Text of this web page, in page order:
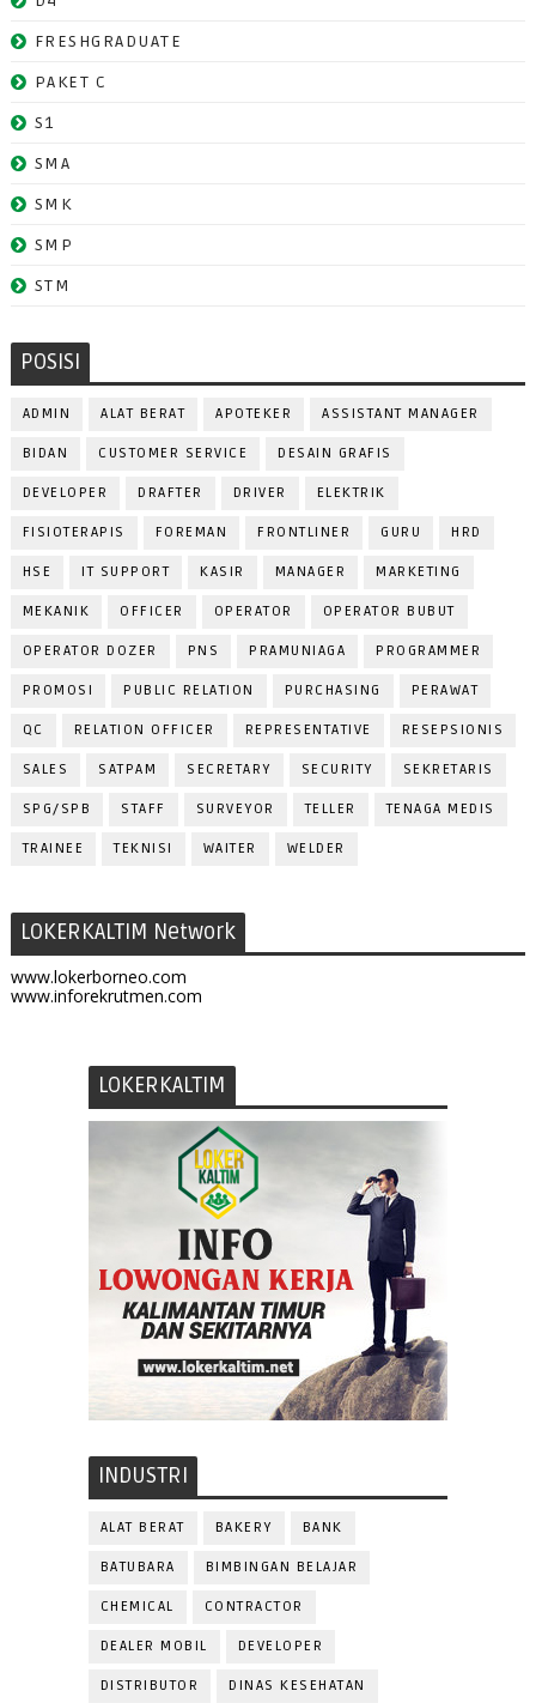
FRESHGRADUATE
PAKET C
S1
SMA
SMK
SMP
STM
POSISI
ADMIN ALAT BERAT APOTEKER ASSISTANT MANAGER
BIDAN CUSTOMER SERVICE DESAIN GRAFIS
DEVELOPER DRAFTER DRIVER ELEKTRIK
FISIOTERAPIS FOREMAN FRONTLINER GURU HRD
HSE IT SUPPORT KASIR MANAGER MARKETING
MEKANIK OFFICER OPERATOR OPERATOR BUBUT
OPERATOR DOZER PNS PRAMUNIAGA PROGRAMMER
PROMOSI PUBLIC RELATION PURCHASING PERAWAT
QC RELATION OFFICER REPRESENTATIVE RESEPSIONIS
SALES SATPAM SECRETARY SECURITY SEKRETARIS
SPG/SPB STAFF SURVEYOR TELLER TENAGA MEDIS
TRAINEE TEKNISI WAITER WELDER
LOKERKALTIM Network
www.lokerborneo.com
www.inforekrutmen.com
LOKERKALTIM
INDUSTRI
ALAT BERAT BAKERY BANK
BATUBARA BIMBINGAN BELAJAR
CHEMICAL CONTRACTOR
DEALER MOBIL DEVELOPER
DISTRIBUTOR DINAS KESEHATAN